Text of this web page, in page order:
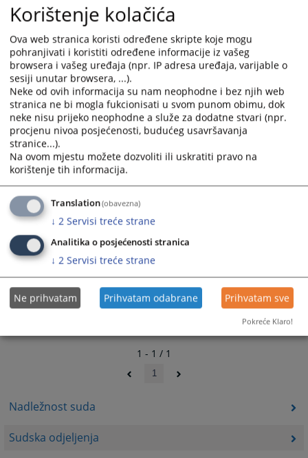
Nadležnost suda
Sudska odjeljenja
2865 PREGLEDA
Prateći dokumenti
Unutrašnja organizacija
1 - 1 / 1
1
Korištenje kolačića
Ova web stranica koristi određene skripte koje mogu
pohranjivati i koristiti određene informacije iz vašeg
browsera i vašeg uređaja (npr. IP adresa uređaja, varijable o
sesiji unutar browsera, ...).
Neke od ovih informacija su nam neophodne i bez njih web
stranica ne bi mogla fukcionisati u svom punom obimu, dok
neke nisu prijeko neophodne a služe za dodatne stvari (npr.
procjenu nivoa posjećenosti, budućeg usavršavanja
stranice...).
Na ovom mjestu možete dozvoliti ili uskratiti pravo na
korištenje tih informacija.
Translation(obavezna)
↓ 2 Servisi treće strane
Analitika o posjećenosti stranica
↓ 2 Servisi treće strane
Ne prihvatam Prihvatam odabrane Prihvatam sve
Pokreće Klaro!